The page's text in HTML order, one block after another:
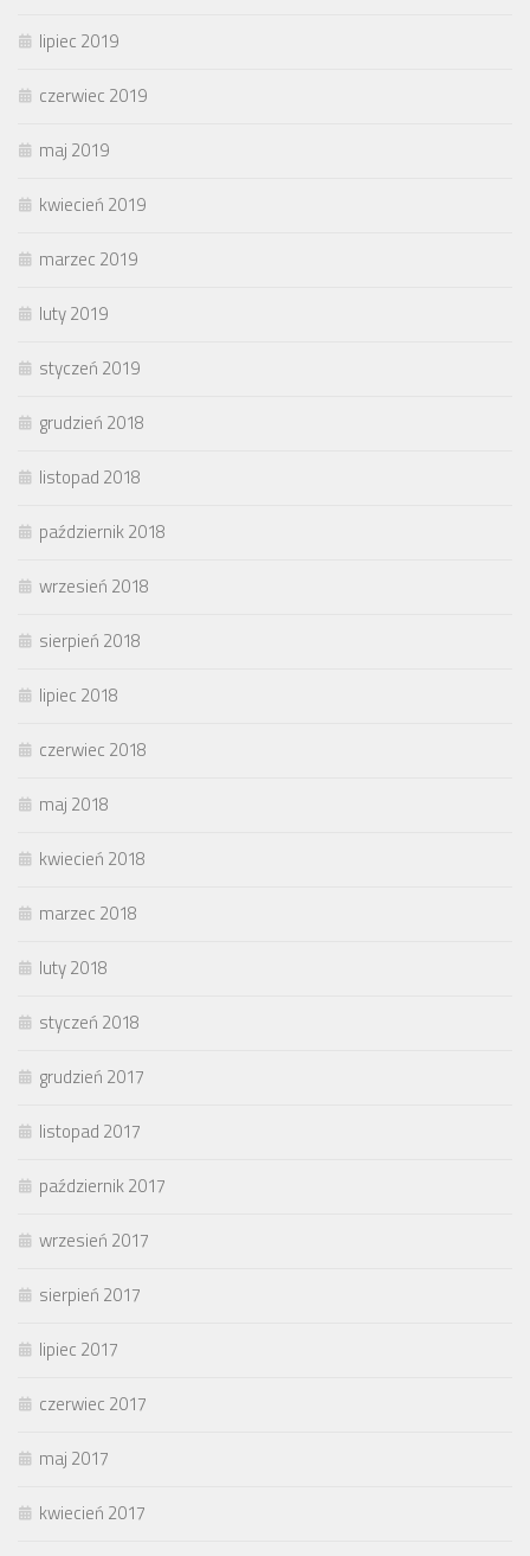
lipiec 2019
czerwiec 2019
maj 2019
kwiecień 2019
marzec 2019
luty 2019
styczeń 2019
grudzień 2018
listopad 2018
październik 2018
wrzesień 2018
sierpień 2018
lipiec 2018
czerwiec 2018
maj 2018
kwiecień 2018
marzec 2018
luty 2018
styczeń 2018
grudzień 2017
listopad 2017
październik 2017
wrzesień 2017
sierpień 2017
lipiec 2017
czerwiec 2017
maj 2017
kwiecień 2017